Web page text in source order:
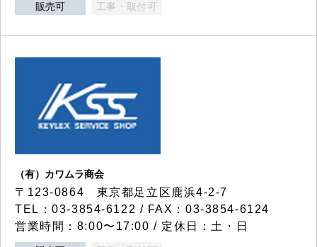
販売可 工事・取付可
（有）カワムラ商会
〒123-0864 東京都足立区鹿浜4-2-7
TEL：03-3854-6122 / FAX：03-3854-6124
営業時間：8:00〜17:00 / 定休日：土・日